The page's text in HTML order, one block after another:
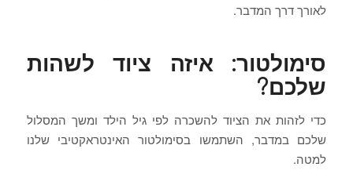
לאורך דרך המדבר.
סימולטור: איזה ציוד לשהות
שלכם?
כדי לזהות את הציוד להשכרה לפי גיל הילד ומשך המסלול
שלכם במדבר, השתמשו בסימולטור האינטראקטיבי שלנו
למטה.